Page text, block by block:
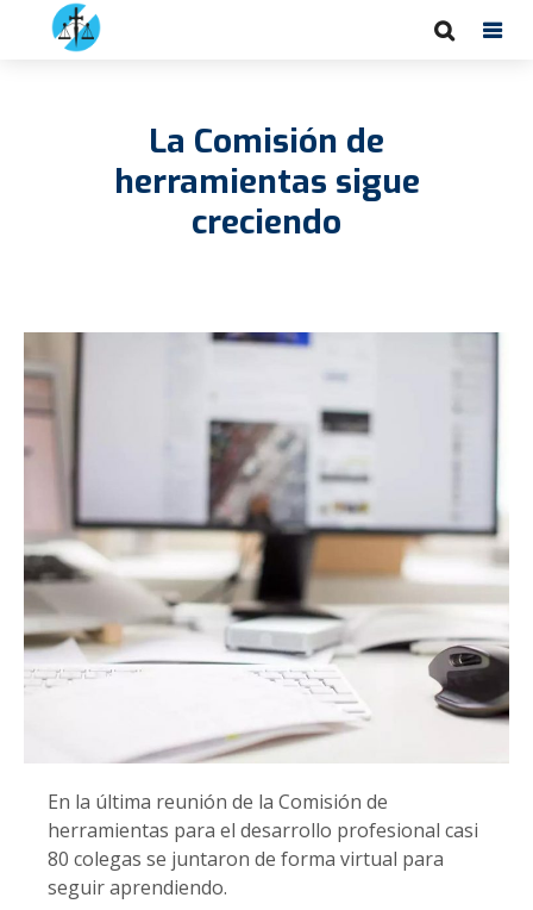
La Comisión de
herramientas sigue
creciendo
En la última reunión de la Comisión de
herramientas para el desarrollo profesional casi
80 colegas se juntaron de forma virtual para
seguir aprendiendo.